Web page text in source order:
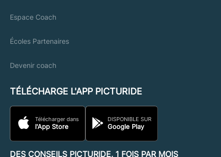
Espace Coach
Écoles Partenaires
Devenir coach
TÉLÉCHARGE L'APP PICTURIDE
Télécharger dans
l'App Store
DISPONIBLE SUR
Google Play
DES CONSEILS PICTURIDE, 1 FOIS PAR MOIS